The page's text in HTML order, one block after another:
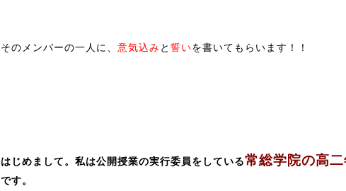
そのメンバーの一人に、 意気込みと 誓いを書いてもらいます！！
はじめまして。私は公開授業の実行委員をしている常総学院の高二
です。